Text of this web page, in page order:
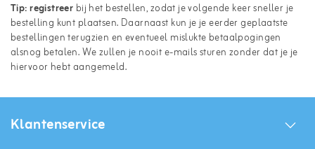
Tip:registreer bij het bestellen, zodat je volgende keer sneller je
bestelling kunt plaatsen. Daarnaast kun je je eerder geplaatste
bestellingen terugzien en eventueel mislukte betaalpogingen
alsnog betalen. We zullen je nooit e-mails sturen zonder dat je je
hiervoor hebt aangemeld.
Klantenservice